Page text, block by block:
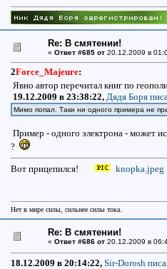
Re: В смятении!
« Ответ #685 от20.12.2009 в
2Force_Majeure:
Явно автор перечитал книг по
19.12.2009 в 23:38:22, Дядя Боря
Мимо попал. Таки ни одного примера не
Пример - одного электрона - может
?
Вот прицепился! knopka.jpeg
Нет в мире силы, сильнее силы тока.
Re: В смятении!
« Ответ #686 от20.12.2009 в
18.12.2009 в 20:14:22, Sir-Dorosh